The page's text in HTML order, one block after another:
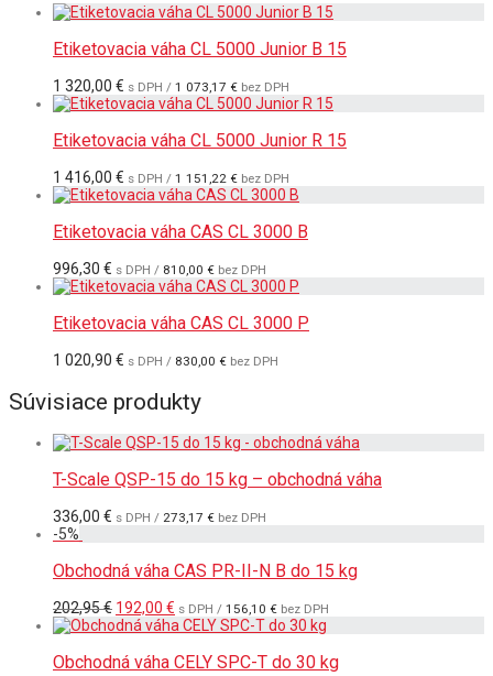
Etiketovacia váha CL 5000 Junior B 15
1 320,00 € s DPH / 1 073,17 € bez DPH
Etiketovacia váha CL 5000 Junior R 15
1 416,00 € s DPH / 1 151,22 € bez DPH
Etiketovacia váha CAS CL 3000 B
996,30 € s DPH / 810,00 € bez DPH
Etiketovacia váha CAS CL 3000 P
1 020,90 € s DPH / 830,00 € bez DPH
Súvisiace produkty
T-Scale QSP-15 do 15 kg – obchodná váha
336,00 € s DPH / 273,17 € bez DPH
-5%
Obchodná váha CAS PR-II-N B do 15 kg
202,95€ Pôvodná
cena
202,95 €.
192,00 € Aktuálna
cena
192,00 €.
s DPH / 156,10 € bez DPH
Obchodná váha CELY SPC-T do 30 kg